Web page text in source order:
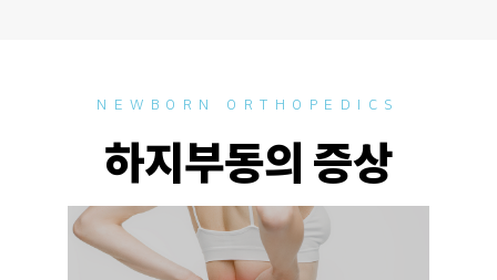
NEWBORN ORTHOPEDICS
하지부동의 증상